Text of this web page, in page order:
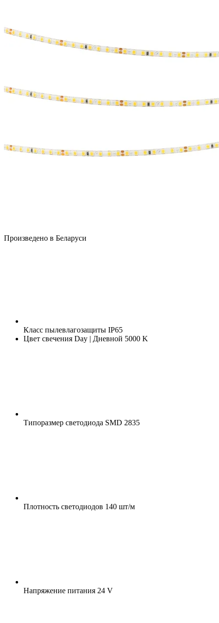
Произведено в Беларуси
Класс пылевлагозащиты IP65
Цвет свечения Day | Дневной 5000 K
Типоразмер светодиода SMD 2835
Плотность светодиодов 140 шт/м
Напряжение питания 24 V